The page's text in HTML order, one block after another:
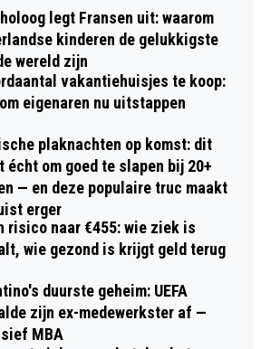
legt Fransen uit: waarom
kinderen de gelukkigste
wereld zijn
vakantiehuisjes te koop:
eigenaren nu uitstappen
plaknachten op komst: dit
écht om goed te slapen bij 20+
— en deze populaire truc maakt
erger
risico naar €455: wie ziek is
wie gezond is krijgt geld terug
duurste geheim: UEFA
zijn ex-medewerkster af —
MBA